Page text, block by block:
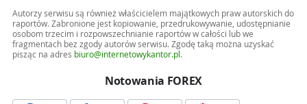
Autorzy serwisu są również właścicielem majątkowych praw autorskich do
raportów. Zabronione jest kopiowanie, przedrukowywanie, udostępnianie
osobom trzecim i rozpowszechnianie raportów w całości lub we
fragmentach bez zgody autorów serwisu. Zgodę taką można uzyskać
pisząc na adres biuro@internetowykantor.pl .
Notowania FOREX